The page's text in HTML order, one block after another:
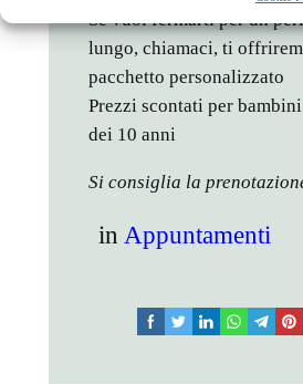
Se vuoi fermarti per un
lungo, chiamaci, ti
pacchetto personalizzato
Prezzi scontati per
dei 10 anni
Si consiglia la
in Appuntamenti
facebooktwitterlinkedinwhatsapptelegram
pinterest